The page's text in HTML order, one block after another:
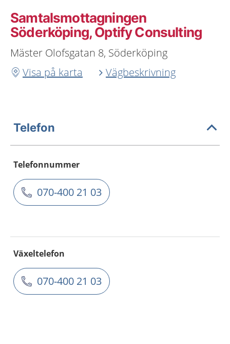
Samtalsmottagningen
Söderköping, Optify Consulting
Mäster Olofsgatan 8, Söderköping
Visa på karta
Vägbeskrivning
Telefon
Telefonnummer
070-400 21 03
Växeltelefon
070-400 21 03